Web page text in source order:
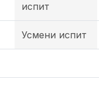
испит
Усмени испит